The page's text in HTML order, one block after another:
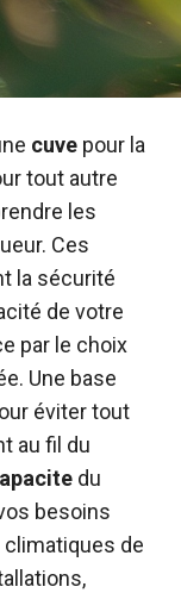
cuve pour la
tout autre
les
Ces
la sécurité
de votre
par le choix
Une base
éviter tout
au fil du
du
besoins
climatiques de